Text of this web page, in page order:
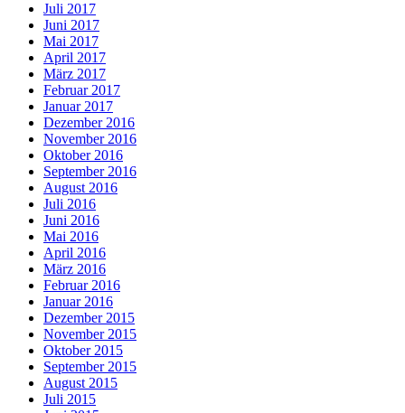
Juli 2017
Juni 2017
Mai 2017
April 2017
März 2017
Februar 2017
Januar 2017
Dezember 2016
November 2016
Oktober 2016
September 2016
August 2016
Juli 2016
Juni 2016
Mai 2016
April 2016
März 2016
Februar 2016
Januar 2016
Dezember 2015
November 2015
Oktober 2015
September 2015
August 2015
Juli 2015